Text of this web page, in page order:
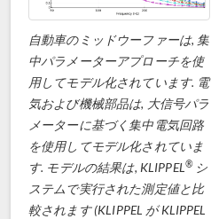
自動車のミッドウーファーは, 集
中パラメーターアプローチを使
用してモデル化されています. 電
気および機械部品は, 大信号パラ
メーターに基づく集中電気回路
を使用してモデル化されていま
す. モデルの結果は, KLIPPEL ®シ
ステムで実行された測定値と比
較されます (KLIPPEL が KLIPPEL